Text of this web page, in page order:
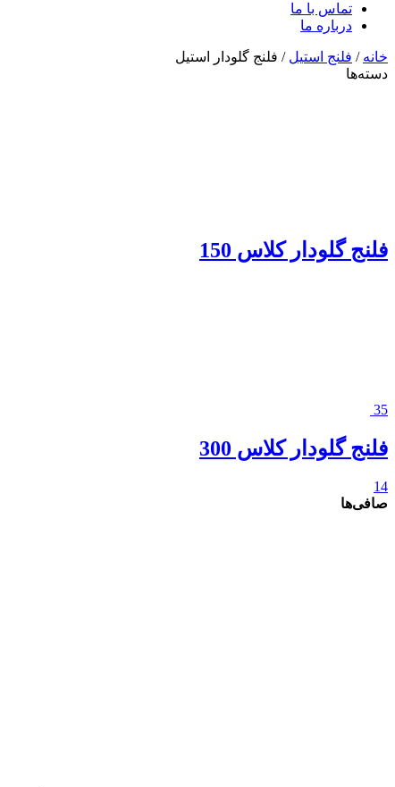
تماس با ما
درباره ما
خانه / فلنج استیل / فلنج گلودار استیل
دسته‌ها
فلنج گلودار کلاس 150
35
فلنج گلودار کلاس 300
14
صافی‌ها